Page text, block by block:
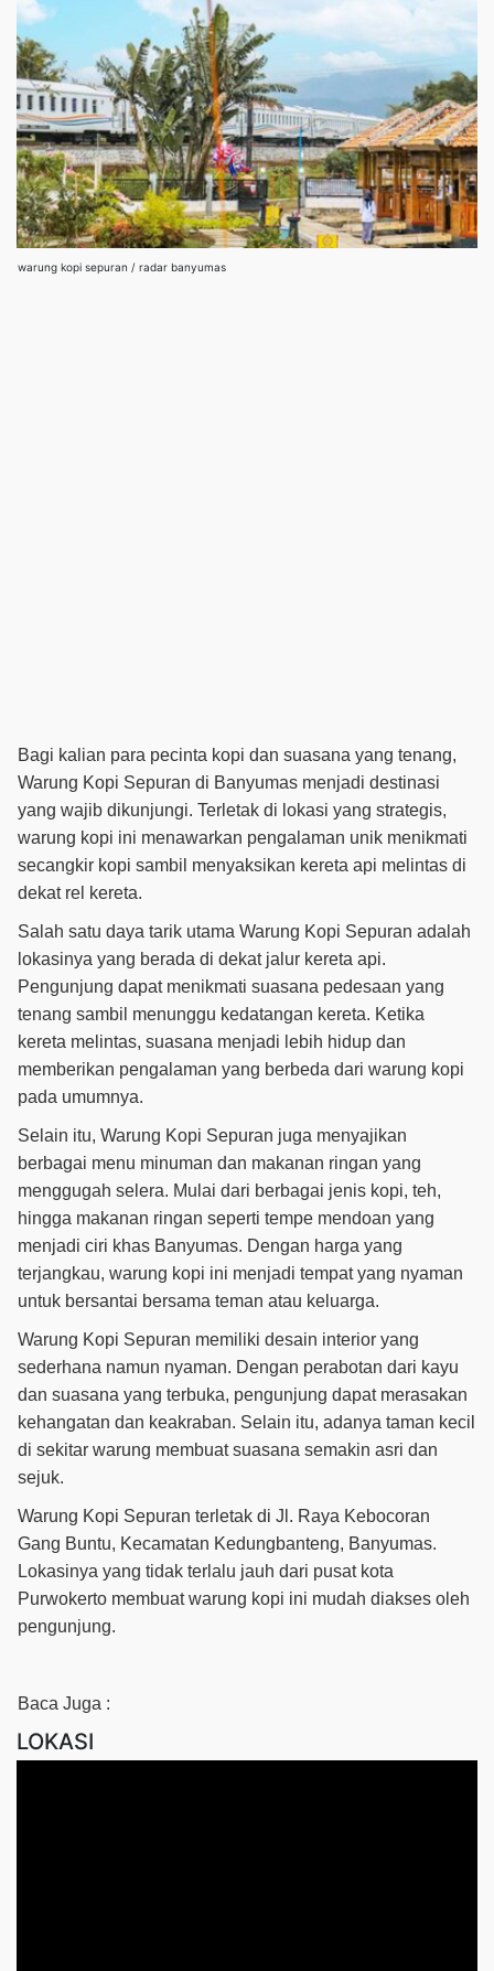
warung kopi sepuran / radar banyumas
Bagi kalian para pecinta kopi dan suasana yang tenang,
Warung Kopi Sepuran di Banyumas menjadi destinasi
yang wajib dikunjungi. Terletak di lokasi yang strategis,
warung kopi ini menawarkan pengalaman unik menikmati
secangkir kopi sambil menyaksikan kereta api melintas di
dekat rel kereta.
Salah satu daya tarik utama Warung Kopi Sepuran adalah
lokasinya yang berada di dekat jalur kereta api.
Pengunjung dapat menikmati suasana pedesaan yang
tenang sambil menunggu kedatangan kereta. Ketika
kereta melintas, suasana menjadi lebih hidup dan
memberikan pengalaman yang berbeda dari warung kopi
pada umumnya.
Selain itu, Warung Kopi Sepuran juga menyajikan
berbagai menu minuman dan makanan ringan yang
menggugah selera. Mulai dari berbagai jenis kopi, teh,
hingga makanan ringan seperti tempe mendoan yang
menjadi ciri khas Banyumas. Dengan harga yang
terjangkau, warung kopi ini menjadi tempat yang nyaman
untuk bersantai bersama teman atau keluarga.
Warung Kopi Sepuran memiliki desain interior yang
sederhana namun nyaman. Dengan perabotan dari kayu
dan suasana yang terbuka, pengunjung dapat merasakan
kehangatan dan keakraban. Selain itu, adanya taman kecil
di sekitar warung membuat suasana semakin asri dan
sejuk.
Warung Kopi Sepuran terletak di Jl. Raya Kebocoran
Gang Buntu, Kecamatan Kedungbanteng, Banyumas.
Lokasinya yang tidak terlalu jauh dari pusat kota
Purwokerto membuat warung kopi ini mudah diakses oleh
pengunjung.
Baca Juga :
LOKASI